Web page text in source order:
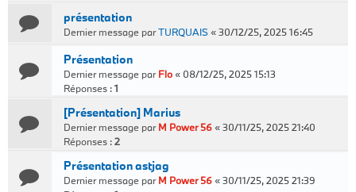
présentation
Dernier message parTURQUAIS «30/12/25, 2025 16:45
Présentation
Dernier message parFlo« 08/12/25, 2025 15:13
Réponses :1
[Présentation] Marius
Dernier message parM Power 56«30/11/25, 2025 21:40
Réponses :2
Présentation astjag
Dernier message parM Power 56«30/11/25, 2025 21:39